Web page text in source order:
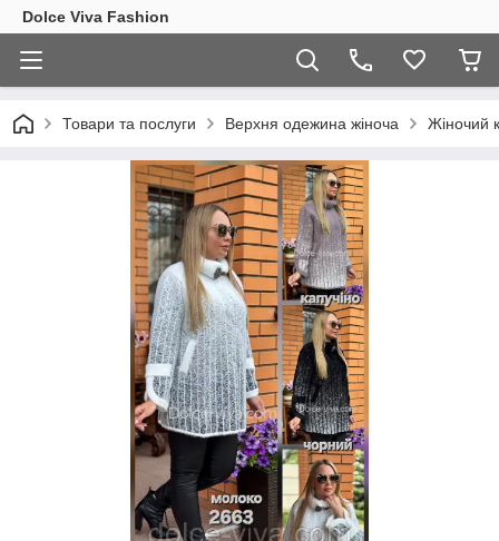
Dolce Viva Fashion
Товари та послуги Верхня одежина жіноча Жіночий